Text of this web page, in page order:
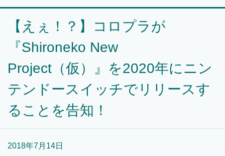
【えぇ！？】コロプラが
『Shironeko New
Project（仮）』を2020年にニン
テンドースイッチでリリースす
ることを告知！
2018年7月14日